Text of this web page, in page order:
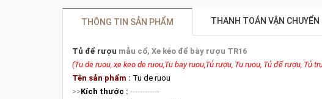
THÔNG TIN SẢN PHẨM THANH TOÁN VẬN CHUYỂN
Tủ để rượu mẫu cổ, Xe kéo để bày rượu TR16
(Tu de ruou, xe keo de ruou,Tu bay ruou,Tủ rượu, Tu ruou, Tủ để rượu, Tủ
Tên sản phẩm : Tu de ruou
>>Kích thước : ------------